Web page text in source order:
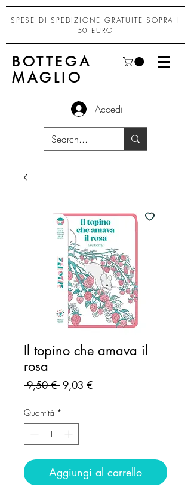
SPESE DI SPEDIZIONE GRATUITE SOPRA I
50 EURO
BOTTEGA
MAGLIO
Accedi
Il topino che amava il
rosa
9,50 € Prezzo
9,03 €Prezzo
Quantità *
Aggiungi al carrello